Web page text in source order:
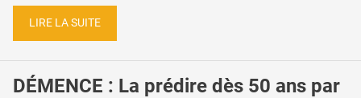
LIRE LA SUITE
DÉMENCE : La prédire dès 50 ans par